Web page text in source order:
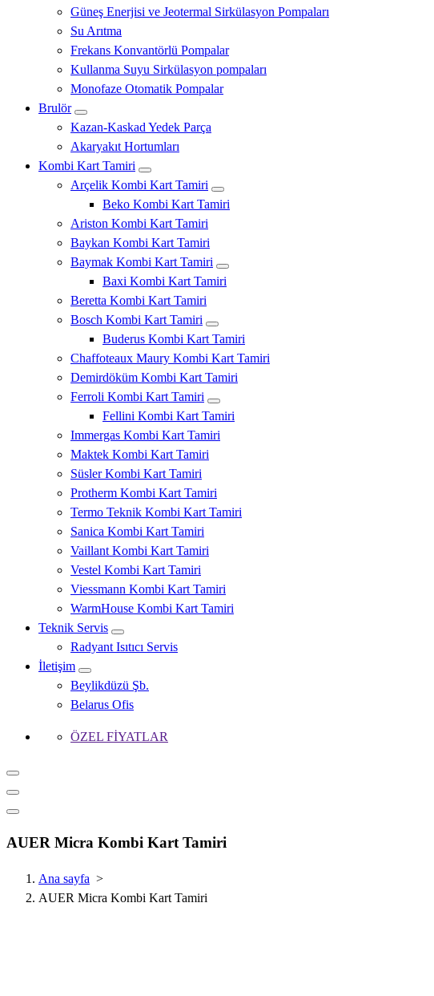
Güneş Enerjisi ve Jeotermal Sirkülasyon Pompaları
Su Arıtma
Frekans Konvantörlü Pompalar
Kullanma Suyu Sirkülasyon pompaları
Monofaze Otomatik Pompalar
Brulör
Kazan-Kaskad Yedek Parça
Akaryakıt Hortumları
Kombi Kart Tamiri
Arçelik Kombi Kart Tamiri
Beko Kombi Kart Tamiri
Ariston Kombi Kart Tamiri
Baykan Kombi Kart Tamiri
Baymak Kombi Kart Tamiri
Baxi Kombi Kart Tamiri
Beretta Kombi Kart Tamiri
Bosch Kombi Kart Tamiri
Buderus Kombi Kart Tamiri
Chaffoteaux Maury Kombi Kart Tamiri
Demirdöküm Kombi Kart Tamiri
Ferroli Kombi Kart Tamiri
Fellini Kombi Kart Tamiri
Immergas Kombi Kart Tamiri
Maktek Kombi Kart Tamiri
Süsler Kombi Kart Tamiri
Protherm Kombi Kart Tamiri
Termo Teknik Kombi Kart Tamiri
Sanica Kombi Kart Tamiri
Vaillant Kombi Kart Tamiri
Vestel Kombi Kart Tamiri
Viessmann Kombi Kart Tamiri
WarmHouse Kombi Kart Tamiri
Teknik Servis
Radyant Isıtıcı Servis
İletişim
Beylikdüzü Şb.
Belarus Ofis
ÖZEL FİYATLAR
AUER Micra Kombi Kart Tamiri
Ana sayfa >
AUER Micra Kombi Kart Tamiri